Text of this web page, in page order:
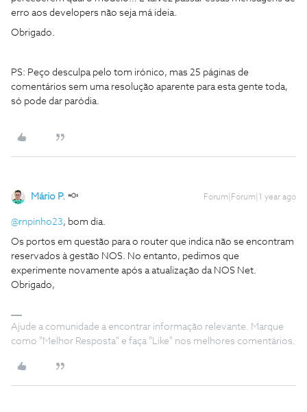
erro aos developers não seja má ideia.
Obrigado.
PS: Peço desculpa pelo tom irónico, mas 25 páginas de
comentários sem uma resolução aparente para esta gente toda,
só pode dar paródia.
Mário P. Forum|Forum|1 year ago
@rnpinho23, bom dia.
Os portos em questão para o router que indica não se encontram
reservados à gestão NOS. No entanto, pedimos que
experimente novamente após a atualização da NOS Net.
Obrigado,
Ajude a comunidade a encontrar informação relevante. Marque
como "Melhor Resposta" e faça "Like" nos melhores comentários.